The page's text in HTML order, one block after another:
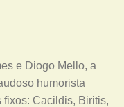
e Diogo Mello, a
humorista
fixos: Cacildis, Biritis,